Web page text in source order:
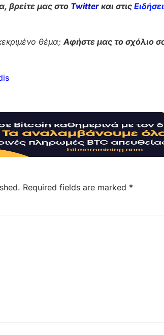
βρείτε μας στο Twitter και στις
θέμα;Αφήστε μας το σχόλιο
Required fields are marked *